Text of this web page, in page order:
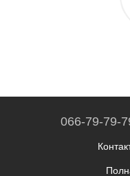
066-79-79-